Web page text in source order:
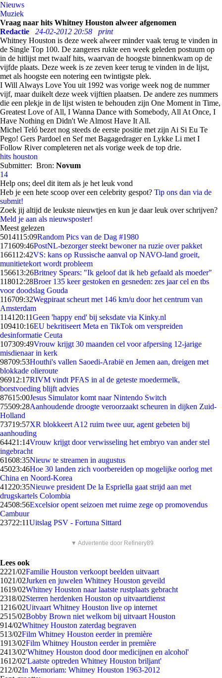
Nieuws
Muziek
Vraag naar hits Whitney Houston alweer afgenomen
Redactie
24-02-2012 20:58
print
Whitney Houston is deze week alweer minder vaak terug te vinden in
de Single Top 100. De zangeres rukte een week geleden postuum op
in de hitlijst met twaalf hits, waarvan de hoogste binnenkwam op de
vijfde plaats. Deze week is ze zeven keer terug te vinden in de lijst,
met als hoogste een notering een twintigste plek.
I Will Always Love You uit 1992 was vorige week nog de nummer
vijf, maar duikelt deze week vijftien plaatsen. De andere zes nummers
die een plekje in de lijst wisten te behouden zijn One Moment in Time,
Greatest Love of All, I Wanna Dance with Somebody, All At Once, I
Have Nothing en Didn't We Almost Have It All.
Michel Teló bezet nog steeds de eerste positie met zijn Ai Si Eu Te
Pego! Gers Pardoel en Sef met Bagagedrager en Lykke Li met I
Follow River completeren net als vorige week de top drie.
hits houston
Submitter: Bron: Novum
14
Help ons; deel dit item als je het leuk vond
Heb je een hete scoop over een celebrity gespot? Tip ons dan via de
submit!
Zoek jij altijd de leukste nieuwtjes en kun je daar leuk over schrijven?
Meld je aan als nieuwsposter!
Meest gelezen
5014115:09Random Pics van de Dag #1980
171609:46PostNL-bezorger steekt bewoner na ruzie over pakket
166112:42VS: kans op Russische aanval op NAVO-land groeit,
munitietekort wordt probleem
156613:26Britney Spears: "Ik geloof dat ik heb gefaald als moeder"
118012:28Broer 135 keer gestoken en gesneden: zes jaar cel en tbs
voor doodslag Gouda
116709:32Wegpiraat scheurt met 146 km/u door het centrum van
Amsterdam
1141 20:11Geen 'happy end' bij seksdate via Kinky.nl
109410:16EU bekritiseert Meta en TikTok om verspreiden
desinformatie Ceuta
107309:49Vrouw krijgt 30 maanden cel voor afpersing 12-jarige
misdienaar in kerk
98709:53Houthi's vallen Saoedi-Arabië en Jemen aan, dreigen met
blokkade olieroute
96912:17RIVM vindt PFAS in al de geteste moedermelk,
borstvoeding blijft advies
87615:00Jesus Simulator komt naar Nintendo Switch
75509:28Aanhoudende droogte veroorzaakt scheuren in dijken Zuid-
Holland
73719:57XR blokkeert A12 ruim twee uur, agent gebeten bij
aanhouding
64421:14Vrouw krijgt door verwisseling het embryo van ander stel
ingebracht
61608:35Nieuw te streamen in augustus
45023:46Hoe 30 landen zich voorbereiden op mogelijke oorlog met
China en Noord-Korea
41220:35Nieuwe president De la Espriella gaat strijd aan met
drugskartels Colombia
24508:56Excelsior opent seizoen met ruime zege op promovendus
Cambuur
23722:11Uitslag PSV - Fortuna Sittard
▼ Advertentie door Refinery89
Lees ook
2221/02Familie Houston verkoopt beelden uitvaart
1021/02Jurken en juwelen Whitney Houston geveild
1619/02Whitney Houston naar laatste rustplaats gebracht
2318/02Sterren herdenken Houston op uitvaartdienst
1216/02Uitvaart Whitney Houston live op internet
2515/02Bobby Brown niet welkom bij uitvaart Houston
914/02Whitney Houston zaterdag begraven
513/02Film Whitney Houston eerder in première
1913/02Film Whitney Houston eerder in première
2413/02'Whitney Houston dood door medicijnen en alcohol'
1612/02'Laatste optreden Whitney Houston briljant'
212/02In Memoriam: Whitney Houston 1963-2012